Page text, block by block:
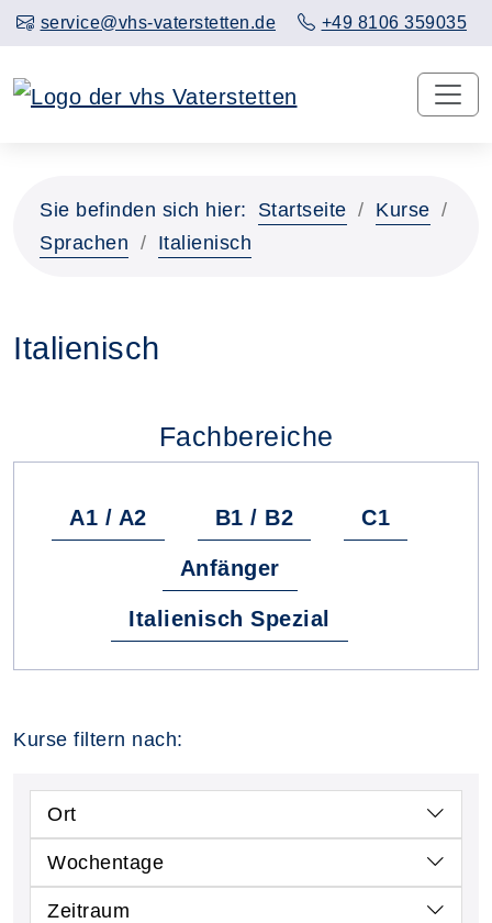
service@vhs-vaterstetten.de +49 8106 359035
Sie befinden sich hier: Startseite
Kurse
Sprachen
Italienisch
Italienisch
Fachbereiche
A1 / A2 B1 / B2 C1
Anfänger
Italienisch Spezial
Kurse filtern nach:
Ort
Wochentage
Zeitraum